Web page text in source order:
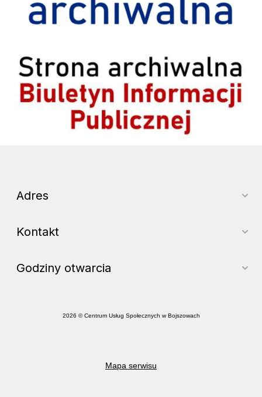
Adres
Kontakt
Godziny otwarcia
2026 © Centrum Usług Społecznych w Bojszowach
Mapa serwisu